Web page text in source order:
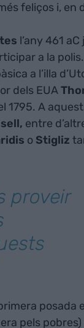
feliços i, en
l’any 461
a la polis.
a l’illa
dels EUA
1795. A
entre
o Stigliz
proveir
posada
pels